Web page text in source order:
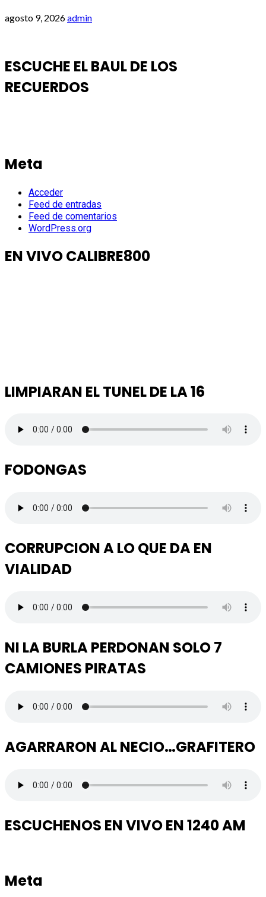
agosto 9, 2026admin
ESCUCHE EL BAUL DE LOS
RECUERDOS
Meta
Acceder
Feed de entradas
Feed de comentarios
WordPress.org
EN VIVO CALIBRE800
LIMPIARAN EL TUNEL DE LA 16
FODONGAS
CORRUPCION A LO QUE DA EN
VIALIDAD
NI LA BURLA PERDONAN SOLO 7
CAMIONES PIRATAS
AGARRARON AL NECIO…GRAFITERO
ESCUCHENOS EN VIVO EN 1240 AM
Meta